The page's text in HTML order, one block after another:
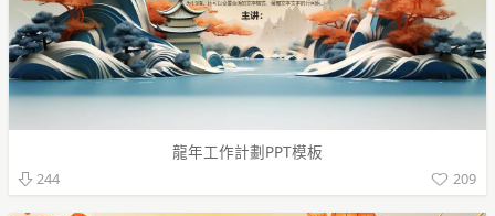
龍年工作計劃PPT模板
244 209